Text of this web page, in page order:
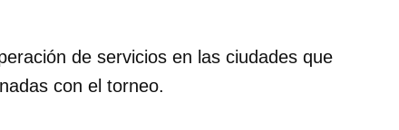
de servicios en las ciudades que
con el torneo.